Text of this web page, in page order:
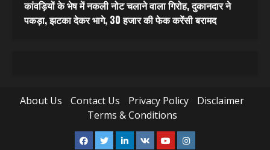
कांवड़ियों के भेष में नकली नोट चलाने वाला गिरोह, दुकानदार ने
पकड़ा, झटका देकर भागे, 30 हजार की फेक करेंसी बरामद
About Us Contact Us Privacy Policy
Disclaimer
Terms & Conditions
Facebook
TwitterLinkedin
VK YoutubeInstagram